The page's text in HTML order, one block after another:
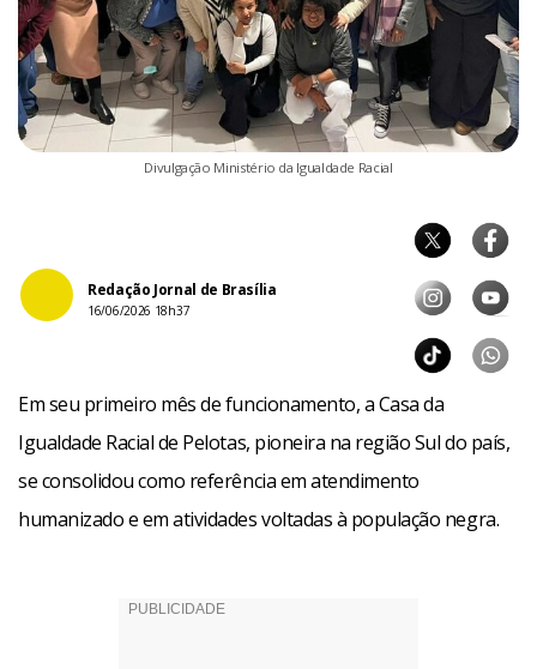
Divulgação Ministério da Igualdade Racial
Redação Jornal de Brasília
16/06/2026 18h37
Em seu primeiro mês de funcionamento, a Casa da
Igualdade Racial de Pelotas, pioneira na região Sul do país,
se consolidou como referência em atendimento
humanizado e em atividades voltadas à população negra.